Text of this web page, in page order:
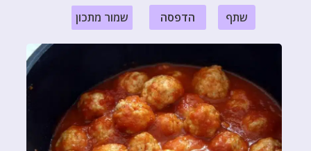
שתף הדפסה שמור מתכון